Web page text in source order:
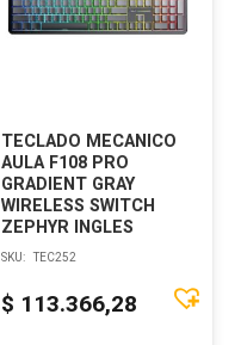
TECLADO MECANICO
AULA F108 PRO
GRADIENT GRAY
WIRELESS SWITCH
ZEPHYR INGLES
SKU: TEC252
$ 113.366,28